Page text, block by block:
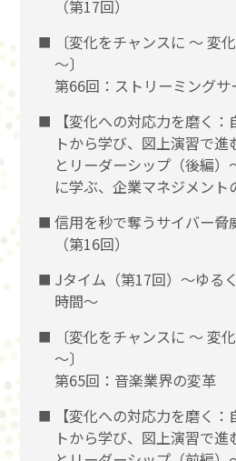
（第17回）
〔変化をチャンスに 〜 変
〜〕
第66回：ストリーミング
【変化への対応力を磨く
トから学び、図上演習で
とリーダーシップ（後編）
に学ぶ、企業マネジメント
信用を秒で奪うサイバー脅
（第16回）
Jタイム（第17回）～ゆる
時間～
〔変化をチャンスに 〜 変
〜〕
第65回：音楽業界の変革
【変化への対応力を磨く
トから学び、図上演習で